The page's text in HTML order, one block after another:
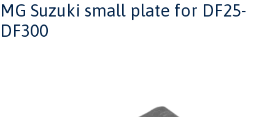
MG Suzuki small plate for DF25-
DF300